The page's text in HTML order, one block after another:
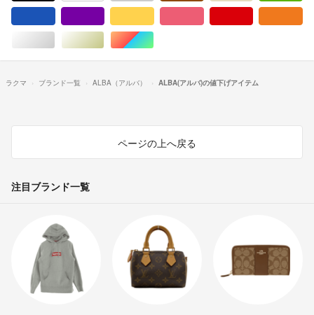
シルバー/銀色系ゴールド/金色系マルチカラー
ラクマ ブランド一覧 ALBA（アルバ） ALBA(アルバ)の値下げアイテム
ページの上へ戻る
注目ブランド一覧